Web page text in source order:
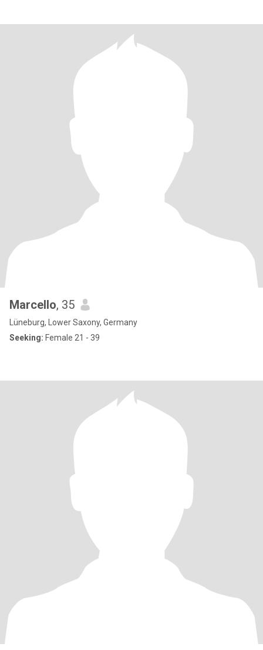
Marcello, 35
Lüneburg, Lower Saxony, Germany
Seeking: Female 21 - 39